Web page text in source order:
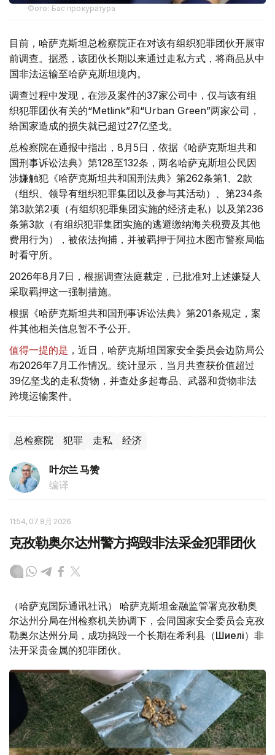
Фото: Бас прокуратура
目前，哈萨克斯坦总检察院正在对该有组织犯罪团伙开展审
前调查。据悉，该团伙长期以来通过走私方式，将商品从中
国非法运输至哈萨克斯坦境内。
调查过程中发现，在涉及案件的37家公司中，仅与该有组
织犯罪团伙有关的“Metlink”和“Urban Green”两家公司，
给国家造成的损失就已超过27亿坚戈。
总检察院在通报中指出，8月5日，依据《哈萨克斯坦共和
国刑事诉讼法典》第128至132条，两名哈萨克斯坦公民因
涉嫌触犯《哈萨克斯坦共和国刑法典》第262条第1、2款
（组织、领导有组织犯罪集团以及参与其活动）、第234条
第3款第2项（有组织犯罪集团实施的经济走私）以及第236
条第3款（有组织犯罪集团实施的逃避缴纳海关税费及其他
费用行为），被依法拘捕，并被羁押于阿拉木图市警察局临
时看守所。
2026年8月7日，根据调查法庭裁定，已批准对上述嫌疑人
采取羁押这一强制措施。
根据《哈萨克斯坦共和国刑事诉讼法典》第201条规定，案
件其他相关信息暂不予公开。
值得一提的是 ，近日，哈萨克斯坦国家安全委员会边防局公
布2026年7月工作情况。统计显示，当月共查获价值超过
39亿坚戈的走私货物，并查处多起毒品、武器和货物非法
跨境运输案件。
总检察院 犯罪 走私 经济
叶尔兰 马赞
编译
11:54, 07 8月 2026
克孜勒奥尔达州警方捣毁非法采金犯罪团伙
（哈萨克国际通讯社讯） 哈萨克斯坦金融监管署克孜勒奥
尔达州分局在州检察机关协调下，会同国家安全委员会克孜
勒奥尔达州分局，成功捣毁一个长期在希利县（Шиелі）非
法开采贵金属的犯罪团伙。